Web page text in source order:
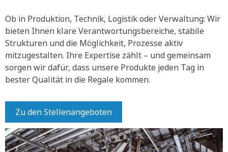
Ob in Produktion, Technik, Logistik oder Verwaltung: Wir
bieten Ihnen klare Verantwortungsbereiche, stabile
Strukturen und die Möglichkeit, Prozesse aktiv
mitzugestalten. Ihre Expertise zählt – und gemeinsam
sorgen wir dafür, dass unsere Produkte jeden Tag in
bester Qualität in die Regale kommen.
Zu den Stellenangeboten